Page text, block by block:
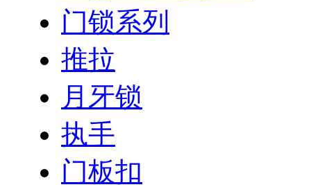
门锁系列
推拉
月牙锁
执手
门板扣